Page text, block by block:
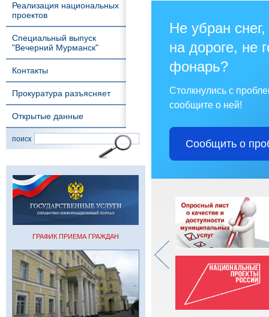
Реализация национальных
проектов
Специальный выпуск
"Вечерний Мурманск"
Контакты
Прокуратура разъясняет
Открытые данные
поиск
ГРАФИК ПРИЕМА ГРАЖДАН
Не убран
на дороге, не
фонарь?
Столкнулись с
сообщите о ней!
Сообщить о